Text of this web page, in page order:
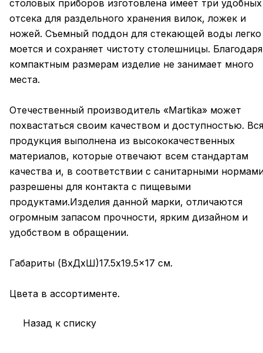
столовых приборов изготовлена имеет три удобных
отсека для раздельного хранения вилок, ложек и
ножей. Съемный поддон для стекающей воды легко
моется и сохраняет чистоту столешницы. Благодаря
компактным размерам изделие не занимает много
места.
Отечественный производитель «Martika» может
похвастаться своим качеством и доступностью. Вся
продукция выполнена из высококачественных
материалов, которые отвечают всем стандартам
качества и, в соответствии с санитарными
разрешены для контакта с пищевыми
продуктами.Изделия данной марки, отличаются
огромным запасом прочности, ярким дизайном и
удобством в обращении.
Габариты (ВхДхШ)17.5x19.5x17 см.
Цвета в ассортименте.
Назад к списку